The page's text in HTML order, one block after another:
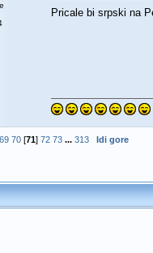
Pricale bi srpski na
69 70[71] 72 73 ... 313 Idi gore